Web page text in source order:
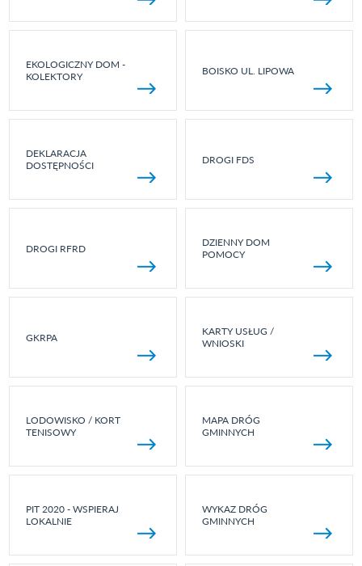
EKOLOGICZNY DOM -
KOLEKTORY
BOISKO UL. LIPOWA
DEKLARACJA
DOSTĘPNOŚCI
DROGI FDS
DROGI RFRD
DZIENNY DOM
POMOCY
GKRPA
KARTY USŁUG /
WNIOSKI
LODOWISKO / KORT
TENISOWY
MAPA DRÓG
GMINNYCH
PIT 2020 - WSPIERAJ
LOKALNIE
WYKAZ DRÓG
GMINNYCH